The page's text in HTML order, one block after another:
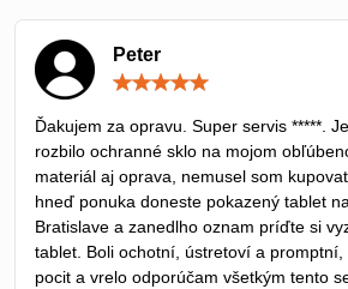
Peter
5
Ďakujem za opravu. Super servis *****.
rozbilo ochranné sklo na mojom
materiál aj oprava, nemusel som
hneď ponuka doneste pokazený tablet
Bratislave a zanedlho oznam príďte si
tablet. Boli ochotní, ústretoví a
pocit a vrelo odporúčam všetkým tento